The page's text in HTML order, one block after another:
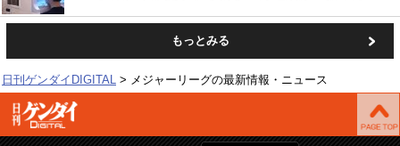
もっとみる
日刊ゲンダイDIGITAL メジャーリーグの最新情報・ニュース